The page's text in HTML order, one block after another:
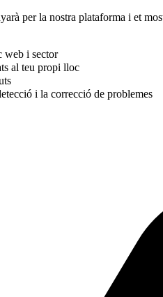
per la nostra plataforma i et
web i sector
al teu propi lloc
i la correcció de problemes